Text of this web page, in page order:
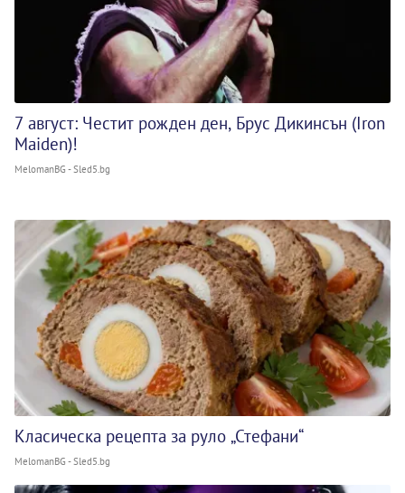
7 август: Честит рожден ден, Брус Дикинсън (Iron
Maiden)!
MelomanBG - Sled5.bg
Класическа рецепта за руло „Стефани“
MelomanBG - Sled5.bg